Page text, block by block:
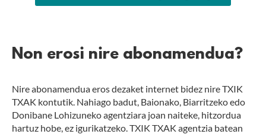
Non erosi nire abonamendua?
Nire abonamendua eros dezaket internet bidez nire TXIK
TXAK kontutik. Nahiago badut, Baionako, Biarritzeko edo
Donibane Lohizuneko agentziara joan naiteke, hitzordua
hartuz hobe, ez igurikatzeko. TXIK TXAK agentzia batean